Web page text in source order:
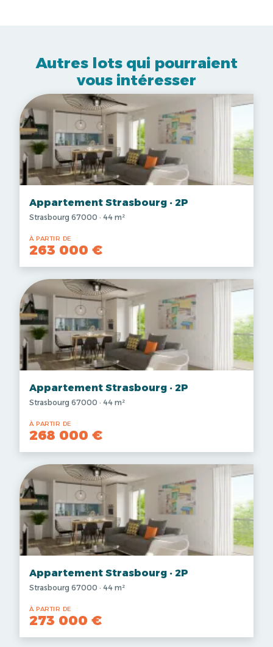
Autres lots qui pourraient
vous intéresser
Appartement Strasbourg · 2P
Strasbourg 67000 · 44 m²
À PARTIR DE
263 000 €
Appartement Strasbourg · 2P
Strasbourg 67000 · 44 m²
À PARTIR DE
268 000 €
Appartement Strasbourg · 2P
Strasbourg 67000 · 44 m²
À PARTIR DE
273 000 €